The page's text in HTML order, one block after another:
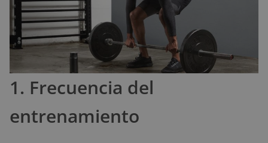
1. Frecuencia del
entrenamiento